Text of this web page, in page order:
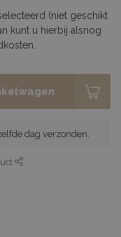
(niet geschikt
kunt u hierbij alsnog
dag verzonden.